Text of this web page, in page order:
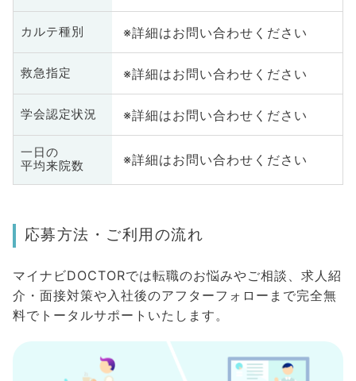
カルテ種別 ※詳細はお問い合わせください
救急指定 ※詳細はお問い合わせください
学会認定状況 ※詳細はお問い合わせください
一日の
平均来院数
※詳細はお問い合わせください
応募方法・ご利用の流れ
マイナビDOCTORでは転職のお悩みやご相談、求人紹
介・面接対策や入社後のアフターフォローまで完全無
料でトータルサポートいたします。